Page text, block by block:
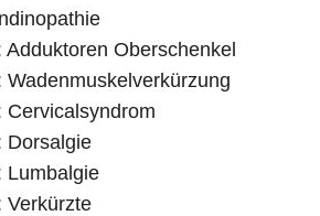
Oberschenkel
Wadenmuskelverkürzung
Cervicalsyndrom
Dorsalgie
Lumbalgie
Verkürzte